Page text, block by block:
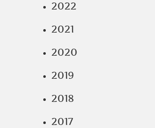
2022
2021
2020
2019
2018
2017